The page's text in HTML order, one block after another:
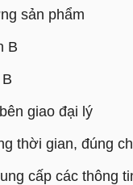
sản phẩm
B
giao đại lý
thời gian, đúng
cấp các thông